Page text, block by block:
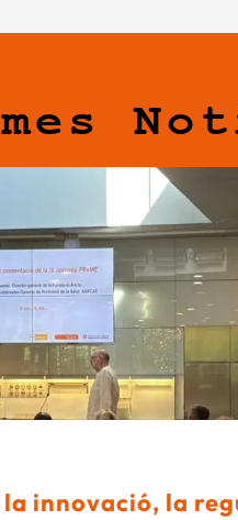
la innovació, la